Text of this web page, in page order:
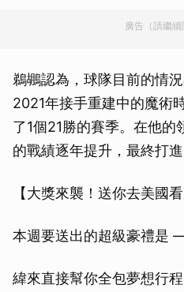
廣告（請繼續
鵜鶘認為，球隊目前的情
2021年接手重建中的魔術
了1個21勝的賽季。在他
的戰績逐年提升，最終打進
【大獎來襲！送你去美國
本週要送出的超級豪禮是
緯來直接幫你全包夢想行